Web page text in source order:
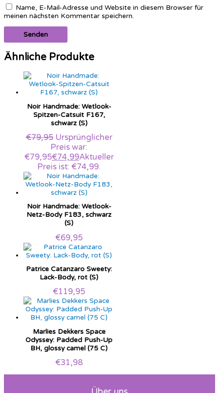
Name, E-Mail-Adresse und Website in diesem Browser für
meinen nächsten Kommentar speichern.
Ähnliche Produkte
Noir Handmade: Wetlook-
Spitzen-Catsuit F167,
schwarz (S)
€79,95 Ursprünglicher
Preis war:
€79,95€74,99Aktueller
Preis ist: €74,99.
Noir Handmade: Wetlook-
Netz-Body F183, schwarz
(S)
€69,95
Patrice Catanzaro Sweety:
Lack-Body, rot (S)
€119,95
Marlies Dekkers Space
Odyssey: Padded Push-Up
BH, glossy camel (75 C)
€31,98